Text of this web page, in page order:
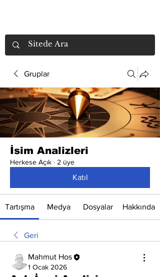
Gruplar
İsim Analizleri
Herkese Açık · 2 üye
Katıl
Tartışma Medya Dosyalar Hakkında
Geri
Mahmut Hos
1 Ocak 2026